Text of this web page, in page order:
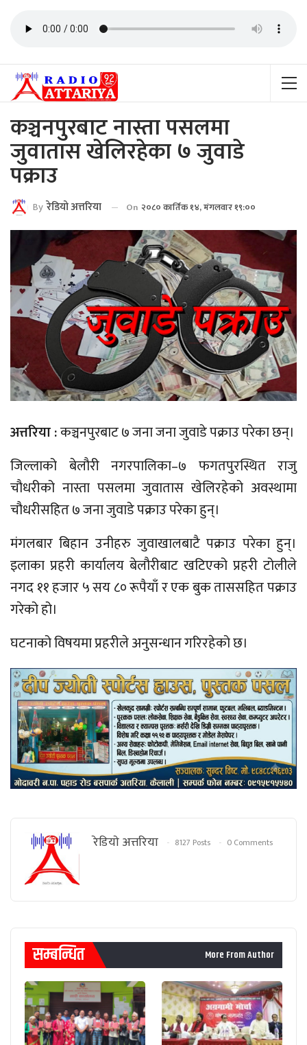
कञ्चनपुरबाट नास्ता पसलमा
जुवातास खेलिरहेका ७ जुवाडे
पक्राउ
By रेडियाे अत्तरिया On २०८० कार्तिक १४, मंगलवार १९:००
अत्तरिया :कञ्चनपुरबाट ७ जना जना जुवाडे पक्राउ परेका छन्।
जिल्लाको बेलौरी नगरपालिका–७ फगतपुरस्थित राजु
चौधरीको नास्ता पसलमा जुवातास खेलिरहेको अवस्थामा
चौधरीसहित ७ जना जुवाडे पक्राउ परेका हुन्।
मंगलबार बिहान उनीहरु जुवाखालबाटै पक्राउ परेका हुन्।
इलाका प्रहरी कार्यालय बेलौरीबाट खटिएको प्रहरी टोलीले
नगद ११ हजार ५ सय ८० रूपैयाँ र एक बुक ताससहित पक्राउ
गरेको हो।
घटनाको विषयमा प्रहरीले अनुसन्धान गरिरहेको छ।
रेडियाे अत्तरिया 8127 Posts 0 Comments
सम्बन्धित More From Author